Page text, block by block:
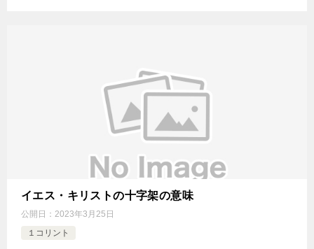
イエス・キリストの十字架の意味
公開日： 2023年3月25日
１コリント